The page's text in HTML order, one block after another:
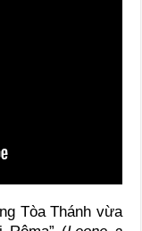
Tòa Thánh vừa